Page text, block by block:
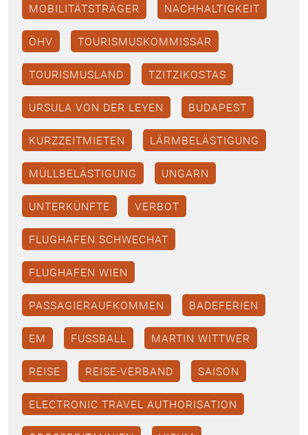
MOBILITÄTSTRÄGER NACHHALTIGKEIT
ÖHV TOURISMUSKOMMISSAR
TOURISMUSLAND TZITZIKOSTAS
URSULA VON DER LEYEN BUDAPEST
KURZZEITMIETEN LÄRMBELÄSTIGUNG
MÜLLBELÄSTIGUNG UNGARN
UNTERKÜNFTE VERBOT
FLUGHAFEN SCHWECHAT
FLUGHAFEN WIEN
PASSAGIERAUFKOMMEN BADEFERIEN
EM FUSSBALL MARTIN WITTWER
REISE REISE-VERBAND SAISON
ELECTRONIC TRAVEL AUTHORISATION